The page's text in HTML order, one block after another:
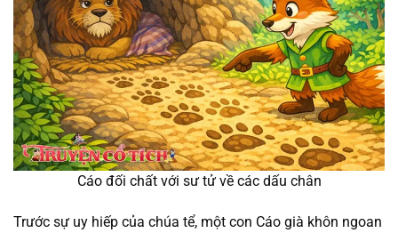
Cáo đối chất với sư tử về các dấu chân
Trước sự uy hiếp của chúa tể, một con Cáo già khôn ngoan